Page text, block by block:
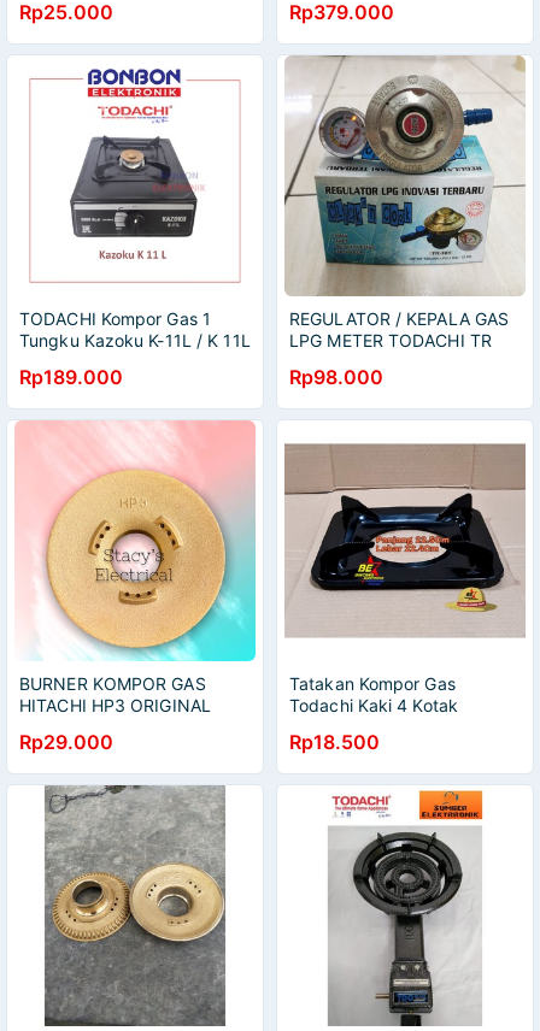
Rp25.000 Rp379.000
TODACHI Kompor Gas 1
Tungku Kazoku K-11L / K 11L
Rp189.000
REGULATOR / KEPALA GAS
LPG METER TODACHI TR
Rp98.000
BURNER KOMPOR GAS
HITACHI HP3 ORIGINAL
Rp29.000
Tatakan Kompor Gas
Todachi Kaki 4 Kotak
Rp18.500